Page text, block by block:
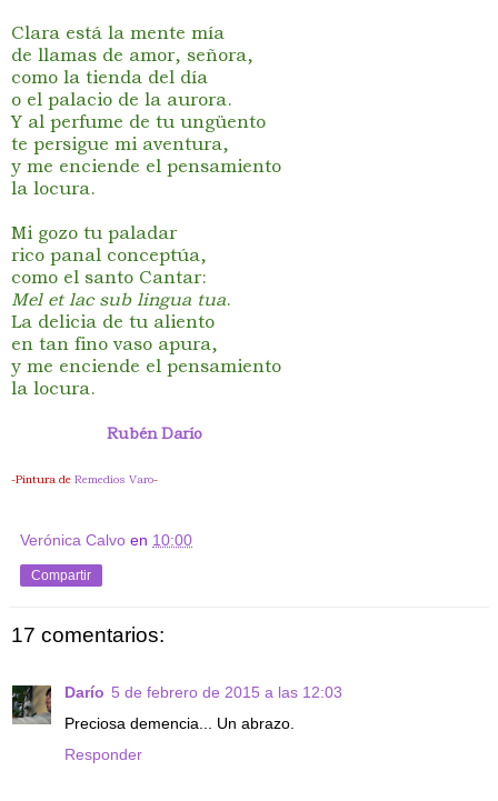
Clara está la mente mía
de llamas de amor, señora,
como la tienda del día
o el palacio de la aurora.
Y al perfume de tu ungüento
te persigue mi aventura,
y me enciende el pensamiento
la locura.
Mi gozo tu paladar
rico panal conceptúa,
como el santo Cantar:
Mel et lac sub lingua tua.
La delicia de tu aliento
en tan fino vaso apura,
y me enciende el pensamiento
la locura.
Rubén Darío
-Pintura de Remedios Varo-
Verónica Calvo en 10:00
Compartir
17 comentarios:
Darío 5 de febrero de 2015 a las 12:03
Preciosa demencia... Un abrazo.
Responder